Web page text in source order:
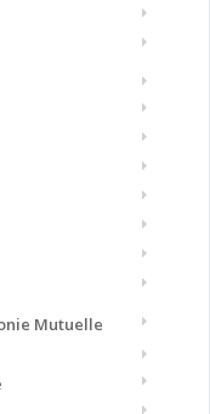
Mutuelle